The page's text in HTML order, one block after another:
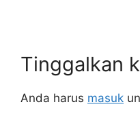
Tinggalkan
Anda harus masuk